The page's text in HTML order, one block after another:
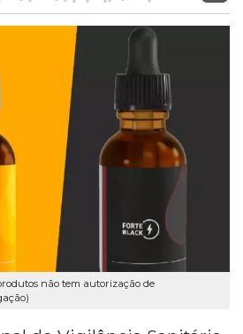
não tem autorização de